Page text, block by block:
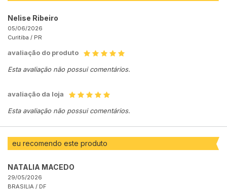
Nelise Ribeiro
05/06/2026
Curitiba / PR
avaliação do produto
Esta avaliação não possui comentários.
avaliação da loja
Esta avaliação não possui comentários.
eu recomendo este produto
NATALIA MACEDO
29/05/2026
BRASILIA / DF